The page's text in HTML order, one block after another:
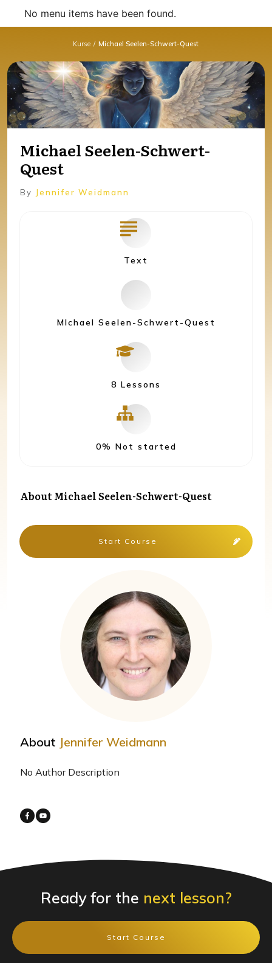
No menu items have been found.
Kurse / Michael Seelen-Schwert-Quest
Michael Seelen-Schwert-
Quest
By Jennifer Weidmann
Text
MIchael Seelen-Schwert-Quest
8 Lessons
0% Not started
AboutMichael Seelen-Schwert-Quest
Start Course
About Jennifer Weidmann
No Author Description
Ready for the next lesson?
Start Course